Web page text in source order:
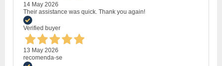
14 May 2026
Their assistance was quick. Thank you again!
Verified buyer
13 May 2026
recomenda-se